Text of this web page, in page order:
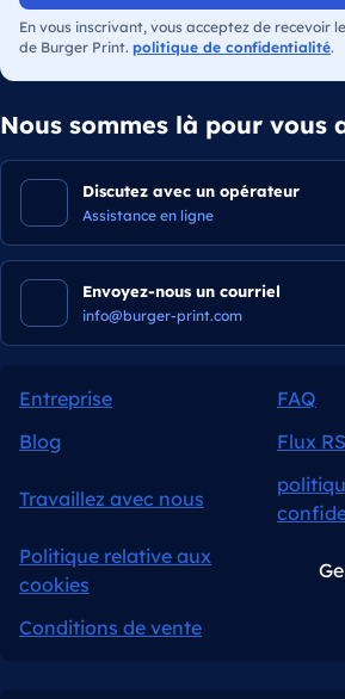
En vous inscrivant, vous acceptez de recevoir
de Burger Print. politique de confidentialité.
Nous sommes là pour vous
Discutez avec un opérateur
Assistance en ligne
Envoyez-nous un courriel
info@burger-print.com
Entreprise
FAQ
Blog
Flux
Travaillez avec nous
Politique relative aux
cookies
Conditions de vente